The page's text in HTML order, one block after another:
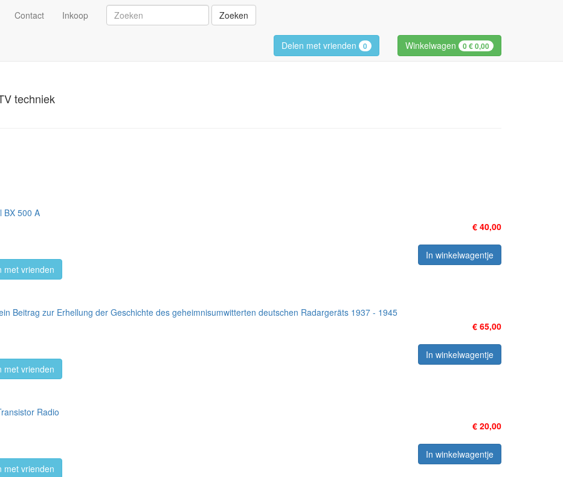
Contact Inkoop Zoeken
Delen met vrienden 0 Winkelwagen 0€ 0,00
techniek
BX 500 A
€ 40,00
In winkelwagentje
met vrienden
Beitrag zur Erhellung der Geschichte des geheimnisumwitterten deutschen Radargeräts 1937 - 1945
€ 65,00
In winkelwagentje
met vrienden
Radio
€ 20,00
In winkelwagentje
met vrienden